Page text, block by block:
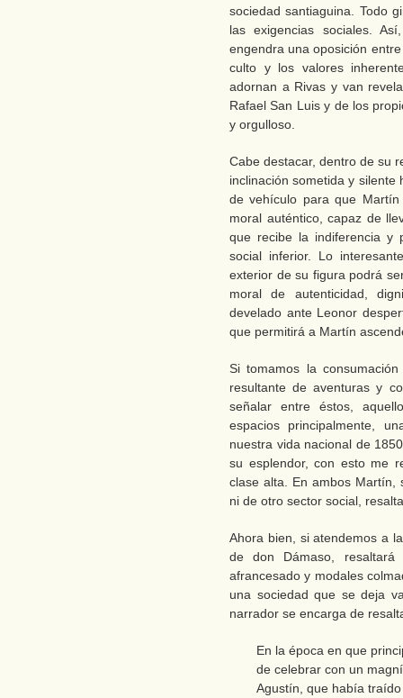
sociedad santiaguina. Todo
las exigencias sociales.
engendra una oposición
culto y los valores
adornan a Rivas y van
Rafael San Luis y de los
y orgulloso.
Cabe destacar, dentro de su
inclinación sometida y silente
de vehículo para que
moral auténtico, capaz de
que recibe la indiferencia y
social inferior. Lo
exterior de su figura podrá
moral de autenticidad,
develado ante Leonor
que permitirá a Martín
Si tomamos la
resultante de aventuras y
señalar entre éstos,
espacios principalmente,
nuestra vida nacional de
su esplendor, con esto me
clase alta. En ambos Martín,
ni de otro sector social,
Ahora bien, si atendemos a
de don Dámaso,
afrancesado y modales
una sociedad que se deja
narrador se encarga de
En la época en que
de celebrar con un
Agustín, que había